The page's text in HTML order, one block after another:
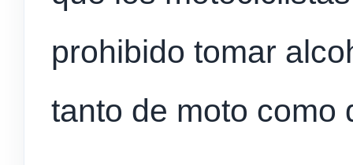
prohibido tomar
tanto de moto como